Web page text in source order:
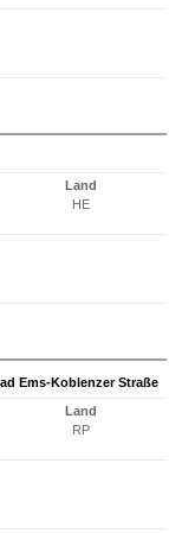
Land
HE
Ems-Koblenzer Straße
Land
RP